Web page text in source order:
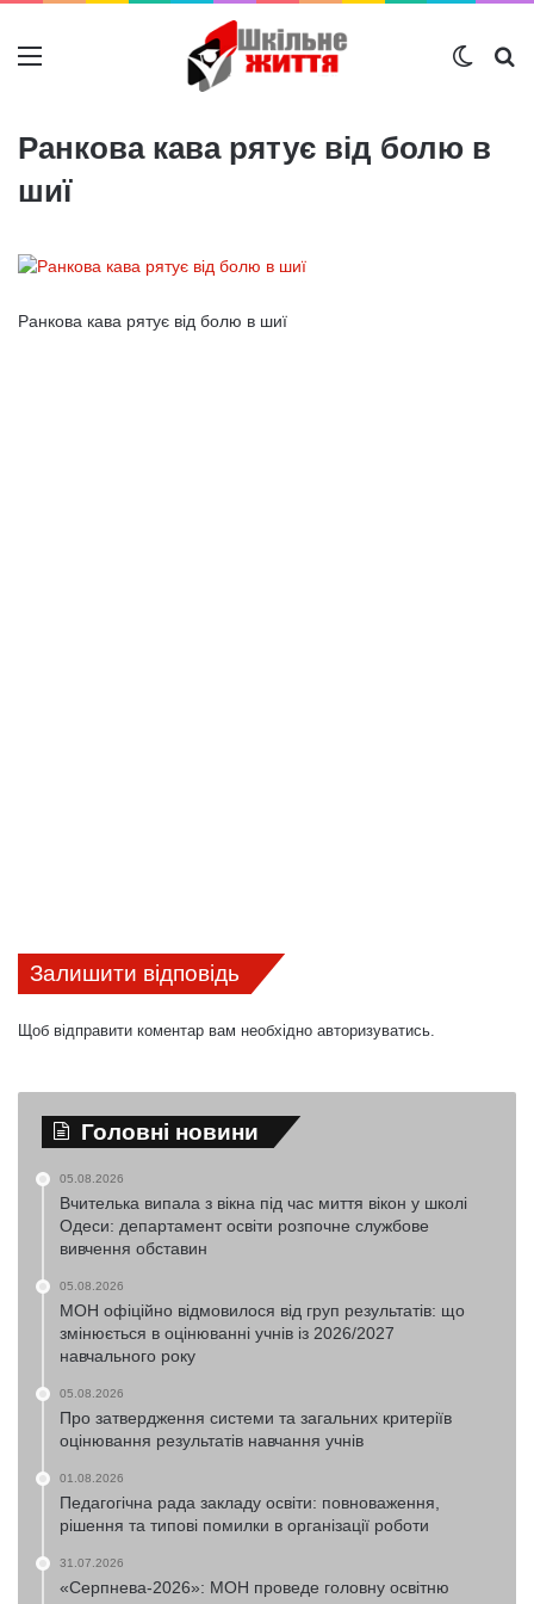
Меню
Ранкова кава рятує від болю в
шиї
Ранкова кава рятує від болю в шиї
Залишити відповідь
Щоб відправити коментар вам необхідно авторизуватись.
Головні новини
05.08.2026
Вчителька випала з вікна під час миття вікон у школі
Одеси: департамент освіти розпочне службове
вивчення обставин
05.08.2026
МОН офіційно відмовилося від груп результатів: що
змінюється в оцінюванні учнів із 2026/2027
навчального року
05.08.2026
Про затвердження системи та загальних критеріїв
оцінювання результатів навчання учнів
01.08.2026
Педагогічна рада закладу освіти: повноваження,
рішення та типові помилки в організації роботи
31.07.2026
«Серпнева-2026»: МОН проведе головну освітню